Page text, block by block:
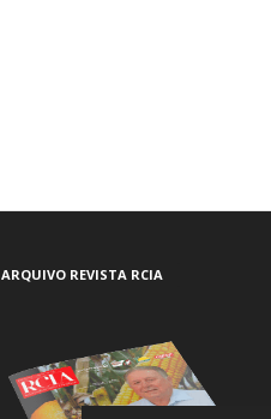
ARQUIVO REVISTA RCIA